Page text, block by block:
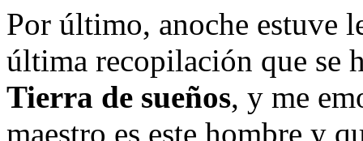
Por último, anoche estuve
última recopilación que se
Tierra de sueños, y me
maestro es este hombre y